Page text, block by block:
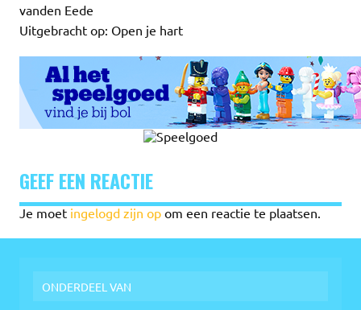
vanden Eede
Uitgebracht op: Open je hart
GEEF EEN REACTIE
Je moet ingelogd zijn op om een reactie te plaatsen.
ONDERDEEL VAN